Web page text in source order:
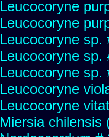
Leucocoryne
Leucocoryne
Leucocoryne sp.
Leucocoryne sp.
Leucocoryne sp.
Leucocoryne
Leucocoryne
Miersia chilensis